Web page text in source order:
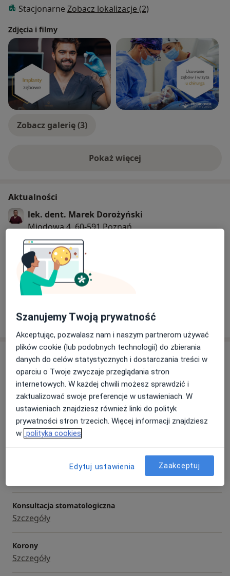
Stacjonarne Zobacz lokalizacje (2)
Zdjęcia i filmy
Zobacz galerię (3)
Pokaż więcejo doświadczeniu
Aktualności
lek. dent. Marek Dorożyński
Miodowa 4, 60-591 Poznań
Zmiana adresu na
Nowiny 9, Poznań
31/07/2026
Usługi i ceny
Konsultacja implantologiczna
Od 99 zł Szczegóły Umów wizytę
Konsultacja periodontologiczna
Od 299 zł Szczegóły Umów wizytę
Chirurgia stomatologiczna
Umów wizytę
Konsultacja stomatologiczna
Szczegóły
Korony
Szczegóły
Szanujemy Twoją prywatność
Akceptując, pozwalasz nam i naszym partnerom używać
plików cookie (lub podobnych technologii) do zbierania
danych do celów statystycznych i dostarczania treści w
oparciu o Twoje zwyczaje przeglądania stron
internetowych. W każdej chwili możesz sprawdzić i
zaktualizować swoje preferencje w ustawieniach. W
ustawieniach znajdziesz również linki do polityk
prywatności stron trzecich. Więcej informacji znajdziesz
w polityka cookies
Edytuj ustawienia Zaakceptuj